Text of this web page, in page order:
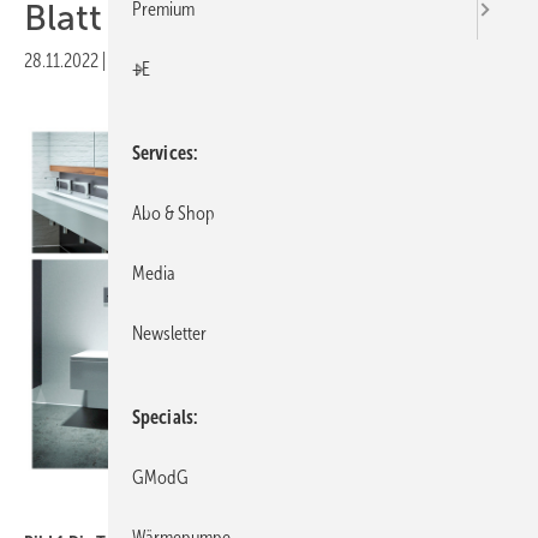
Blatt 1
28.11.2022 Veröffentlicht in
Premium
+E
Services
Abo & Shop
Media
Newsletter
Specials
GModG